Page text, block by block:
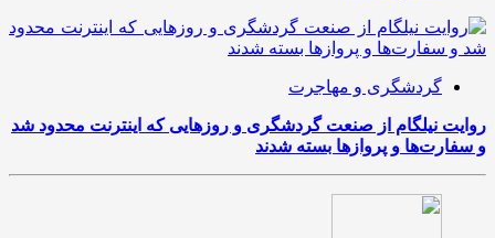
گردشگری و مهاجرت
روایت نیلگام از صنعت گردشگری و روزهایی که اینترنت محدود شد
و سفارت‌ها و پروازها بسته شدند